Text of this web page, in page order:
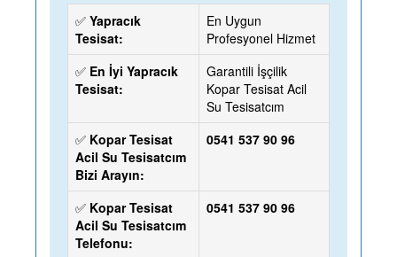
✅ Yapracık
Tesisat:
En Uygun
Profesyonel Hizmet
✅ En İyi Yapracık
Tesisat:
Garantili İşçilik
Kopar Tesisat Acil
Su Tesisatcım
✅ Kopar Tesisat
Acil Su Tesisatcım
Bizi Arayın:
0541 537 90 96
✅ Kopar Tesisat
Acil Su Tesisatcım
Telefonu:
0541 537 90 96